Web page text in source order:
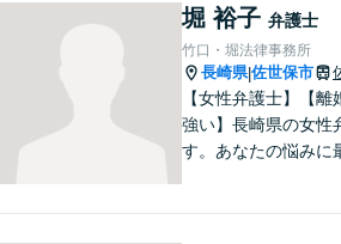
堀 裕子 弁護士
竹口・堀法律事務所
長崎県|佐世保市
【女性弁護士】【離
強い】長崎県の女性
す。あなたの悩みに